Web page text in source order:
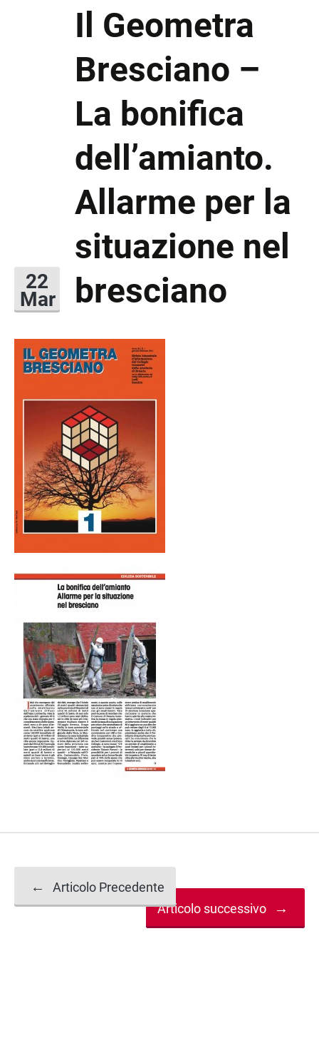
Il Geometra
Bresciano –
La bonifica
dell’amianto.
Allarme per la
situazione nel
bresciano
22
Mar
Navigazione
←
Articolo Precedente
Articolo successivo
→